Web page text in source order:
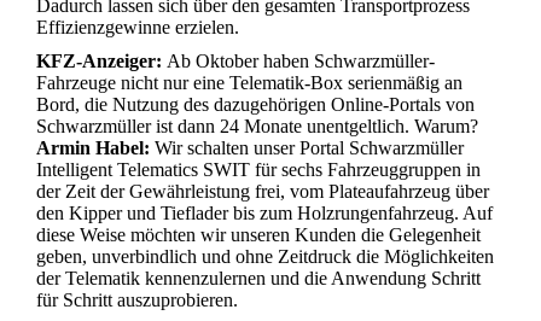
Dadurch lassen sich über den gesamten Transportprozess
Effizienzgewinne erzielen.
KFZ-Anzeiger: Ab Oktober haben Schwarzmüller-
Fahrzeuge nicht nur eine Telematik-Box serienmäßig an
Bord, die Nutzung des dazugehörigen Online-Portals von
Schwarzmüller ist dann 24 Monate unentgeltlich. Warum?
Armin Habel: Wir schalten unser Portal Schwarzmüller
Intelligent Telematics SWIT für sechs Fahrzeuggruppen in
der Zeit der Gewährleistung frei, vom Plateaufahrzeug über
den Kipper und Tieflader bis zum Holzrungenfahrzeug. Auf
diese Weise möchten wir unseren Kunden die Gelegenheit
geben, unverbindlich und ohne Zeitdruck die Möglichkeiten
der Telematik kennenzulernen und die Anwendung Schritt
für Schritt auszuprobieren.